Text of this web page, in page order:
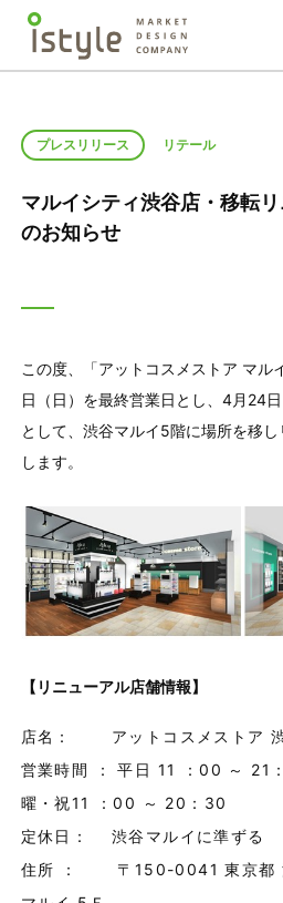
プレスリリース リテール
マルイシティ渋谷店・移転
のお知らせ
この度、「アットコスメストア マル
日（日）を最終営業日とし、4月24
として、渋谷マルイ5階に場所を移
します。
【リニューアル店舗情報】
店名： アットコスメストア 渋
営業時間 ： 平日 11 ：00 ～
曜・祝11 ：00 ～ 20：30
定休日： 渋谷マルイに準ずる
住所 ： 〒150-0041 東京都